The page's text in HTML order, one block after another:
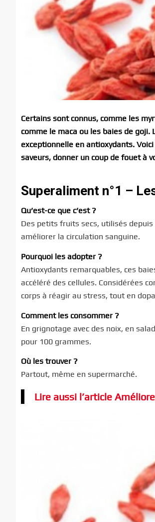
Certains sont connus, comme les
comme le maca ou les baies de
exceptionnelle en antioxydants.
saveurs, donner un coup de fouet à
Superaliment n°1 –
Qu’est-ce que c’est ?
Des petits fruits secs, utilisés
améliorer la circulation sanguine.
Pourquoi les adopter ?
Antioxydants remarquables, ces
accéléré des cellules. Considérées
corps à réagir au stress, tout en
Comment les consommer ?
En grignotage avec des noix, en
pour 100 grammes.
Où les trouver ?
Partout, même en supermarché.
Lire aussi l’article